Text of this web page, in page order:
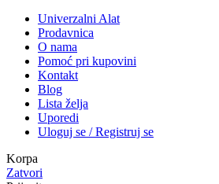
Univerzalni Alat
Prodavnica
O nama
Pomoć pri kupovini
Kontakt
Blog
Lista želja
Uporedi
Uloguj se / Registruj se
Korpa
Zatvori